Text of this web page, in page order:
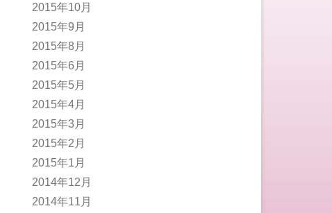
2015年10月
2015年9月
2015年8月
2015年6月
2015年5月
2015年4月
2015年3月
2015年2月
2015年1月
2014年12月
2014年11月